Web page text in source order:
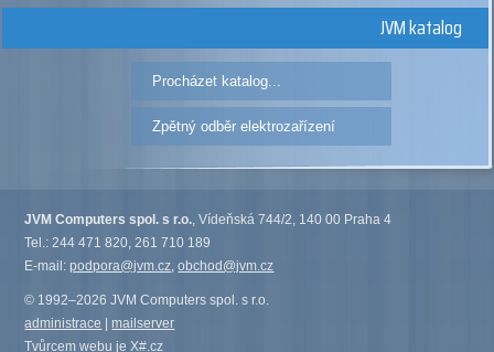
JVM katalog
Procházet katalog...
Zpětný odběr elektrozařízení
JVM Computers spol. s r.o., Vídeňská 744/2, 140 00 Praha 4
Tel.: 244 471 820, 261 710 189
E-mail:podpora@jvm.cz,obchod@jvm.cz
© 1992–2026 JVM Computers spol. s r.o.
administrace |mailserver
Tvůrcem webu jeX#.cz